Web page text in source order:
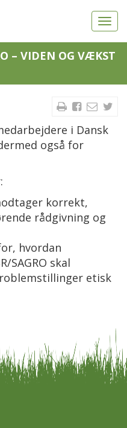
– VIDEN OG VÆKST
i Dansk
også for
korrekt,
rådgivning og
hvordan
SAGRO skal
etisk